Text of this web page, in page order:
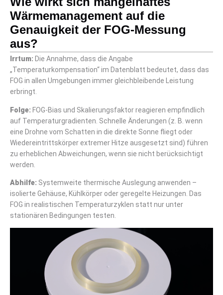
Wärmemanagement auf die
Genauigkeit der FOG-Messung
aus?
Irrtum: Die Annahme, dass die Angabe
„Temperaturkompensation“ im Datenblatt bedeutet, dass das
FOG in allen Umgebungen immer gleichbleibende Leistung
erbringt.
Folge: FOG-Bias und Skalierungsfaktor reagieren empfindlich
auf Temperaturgradienten. Schnelle Änderungen (z. B. wenn
eine Drohne vom Schatten in die direkte Sonne fliegt oder
Wiedereintrittskörper extremer Hitze ausgesetzt sind) führen
zu erheblichen Abweichungen, wenn sie nicht berücksichtigt
werden.
Abhilfe: Systemweite thermische Auslegung anwenden –
isolierte Gehäuse, Kühlkörper oder geregelte Heizungen. Das
FOG in realistischen Temperaturzyklen statt nur unter
stationären Bedingungen testen.